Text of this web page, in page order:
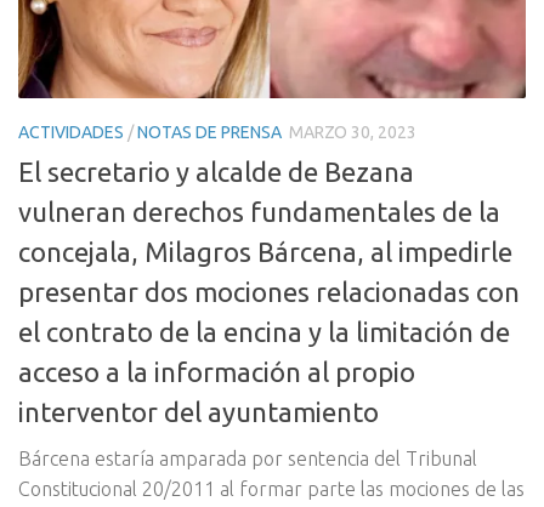
ACTIVIDADES /NOTAS DE PRENSA MARZO 30, 2023
El secretario y alcalde de Bezana
vulneran derechos fundamentales de la
concejala, Milagros Bárcena, al impedirle
presentar dos mociones relacionadas con
el contrato de la encina y la limitación de
acceso a la información al propio
interventor del ayuntamiento
Bárcena estaría amparada por sentencia del Tribunal
Constitucional 20/2011 al formar parte las mociones de las